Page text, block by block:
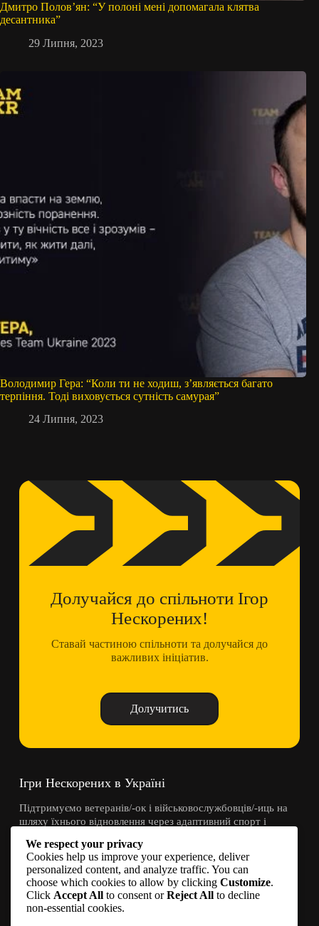
Дмитро Полов’ян: “У полоні мені допомагала клятва
десантника”
29 Липня, 2023
Володимир Гера: “Коли ти не ходиш, з’являється багато
терпіння. Тоді виховується сутність самурая”
24 Липня, 2023
Долучайся до спільноти Ігор
Нескорених!
Ставай частиною спільноти та долучайся до
важливих ініціатив.
Долучитись
Ігри Нескорених в Україні
Підтримуємо ветеранів/-ок і військовослужбовців/-иць на
шляху їхнього відновлення через адаптивний спорт і
Контакти
info@invictusgames.in.ua
Долучитись
We respect your privacy
Cookies help us improve your experience, deliver
personalized content, and analyze traffic. You can
choose which cookies to allow by clicking Customize.
Click Accept All to consent orReject All to decline
non-essential cookies.